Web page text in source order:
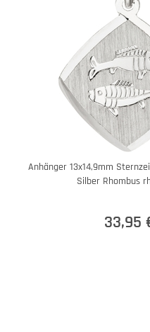
Anhänger 13x14,9mm
Silber Rhombus
33,95